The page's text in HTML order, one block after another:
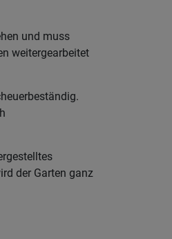
und muss
weitergearbeitet
der Garten ganz